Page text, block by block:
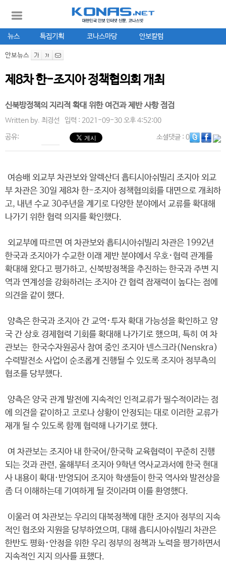
뉴스 특집기획 코나스마당 안보칼럼
안보뉴스
제8차 한-조지아 정책협의회 개최
신북방정책의 지리적 확대 위한 여건과 제반 사항 점검
Written by. 최경선 입력 : 2021-09-30 오후 4:52:00
공유: 소셜댓글: 0
여승배 외교부 차관보와 알렉산더 흡티시아쉬빌리 조지아 외교
부 차관은 30일 제8차 한-조지아 정책협의회를 대면으로 개최하
고, 내년 수교 30주년을 계기로 다양한 분야에서 교류를 확대해
나가기 위한 협력 의지를 확인했다.
외교부에 따르면 여 차관보와 흡티시아쉬빌리 차관은 1992년
한국과 조지아가 수교한 이래 제반 분야에서 우호･협력 관계를
확대해 왔다고 평가하고, 신북방정책을 추진하는 한국과 주변 지
역과 연계성을 강화하려는 조지아 간 협력 잠재력이 높다는 점에
의견을 같이 했다.
양측은 한국과 조지아 간 교역･투자 확대 가능성을 확인하고 양
국 간 상호 경제협력 기회를 확대해 나가기로 했으며, 특히 여 차
관보는 한국수자원공사 참여 중인 조지아 넨스크라(Nenskra)
수력발전소 사업이 순조롭게 진행될 수 있도록 조지아 정부측의
협조를 당부했다.
양측은 양국 관계 발전에 지속적인 인적교류가 필수적이라는 점
에 의견을 같이하고 코로나 상황이 안정되는 대로 이러한 교류가
재개 될 수 있도록 함께 협력해 나가기로 했다.
여 차관보는 조지아 내 한국어/한국학 교육협력이 꾸준히 진행
되는 것과 관련, 올해부터 조지아 9학년 역사교과서에 한국 현대
사 내용이 확대·반영되어 조지아 학생들이 한국 역사와 발전상을
좀 더 이해하는데 기여하게 될 것이라며 이를 환영했다.
이울러 여 차관보는 우리의 대북정책에 대한 조지아 정부의 지속
적인 협조와 지원을 당부하였으며, 대해 흡티시아쉬빌리 차관은
한반도 평화･안정을 위한 우리 정부의 정책과 노력을 평가하면서
지속적인 지지 의사를 표했다.